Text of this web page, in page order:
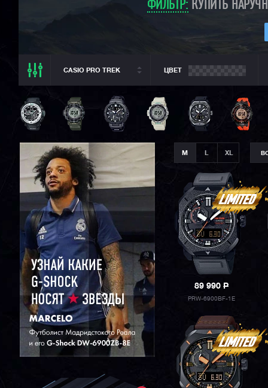
ФИЛЬТР: КУПИТЬ
CASIO PRO TREK
ВСЕ РАЗДЕЛЫ
CASIO PRO TREK
ВСЕ CASIO
CASIO G-SHOCK
CASIO BABY-G
CASIO EDIFICE
CITIZEN
SEIKO
ORIENT
ЦВЕТ
M XL
89 990P
PRW-6900BF-1E